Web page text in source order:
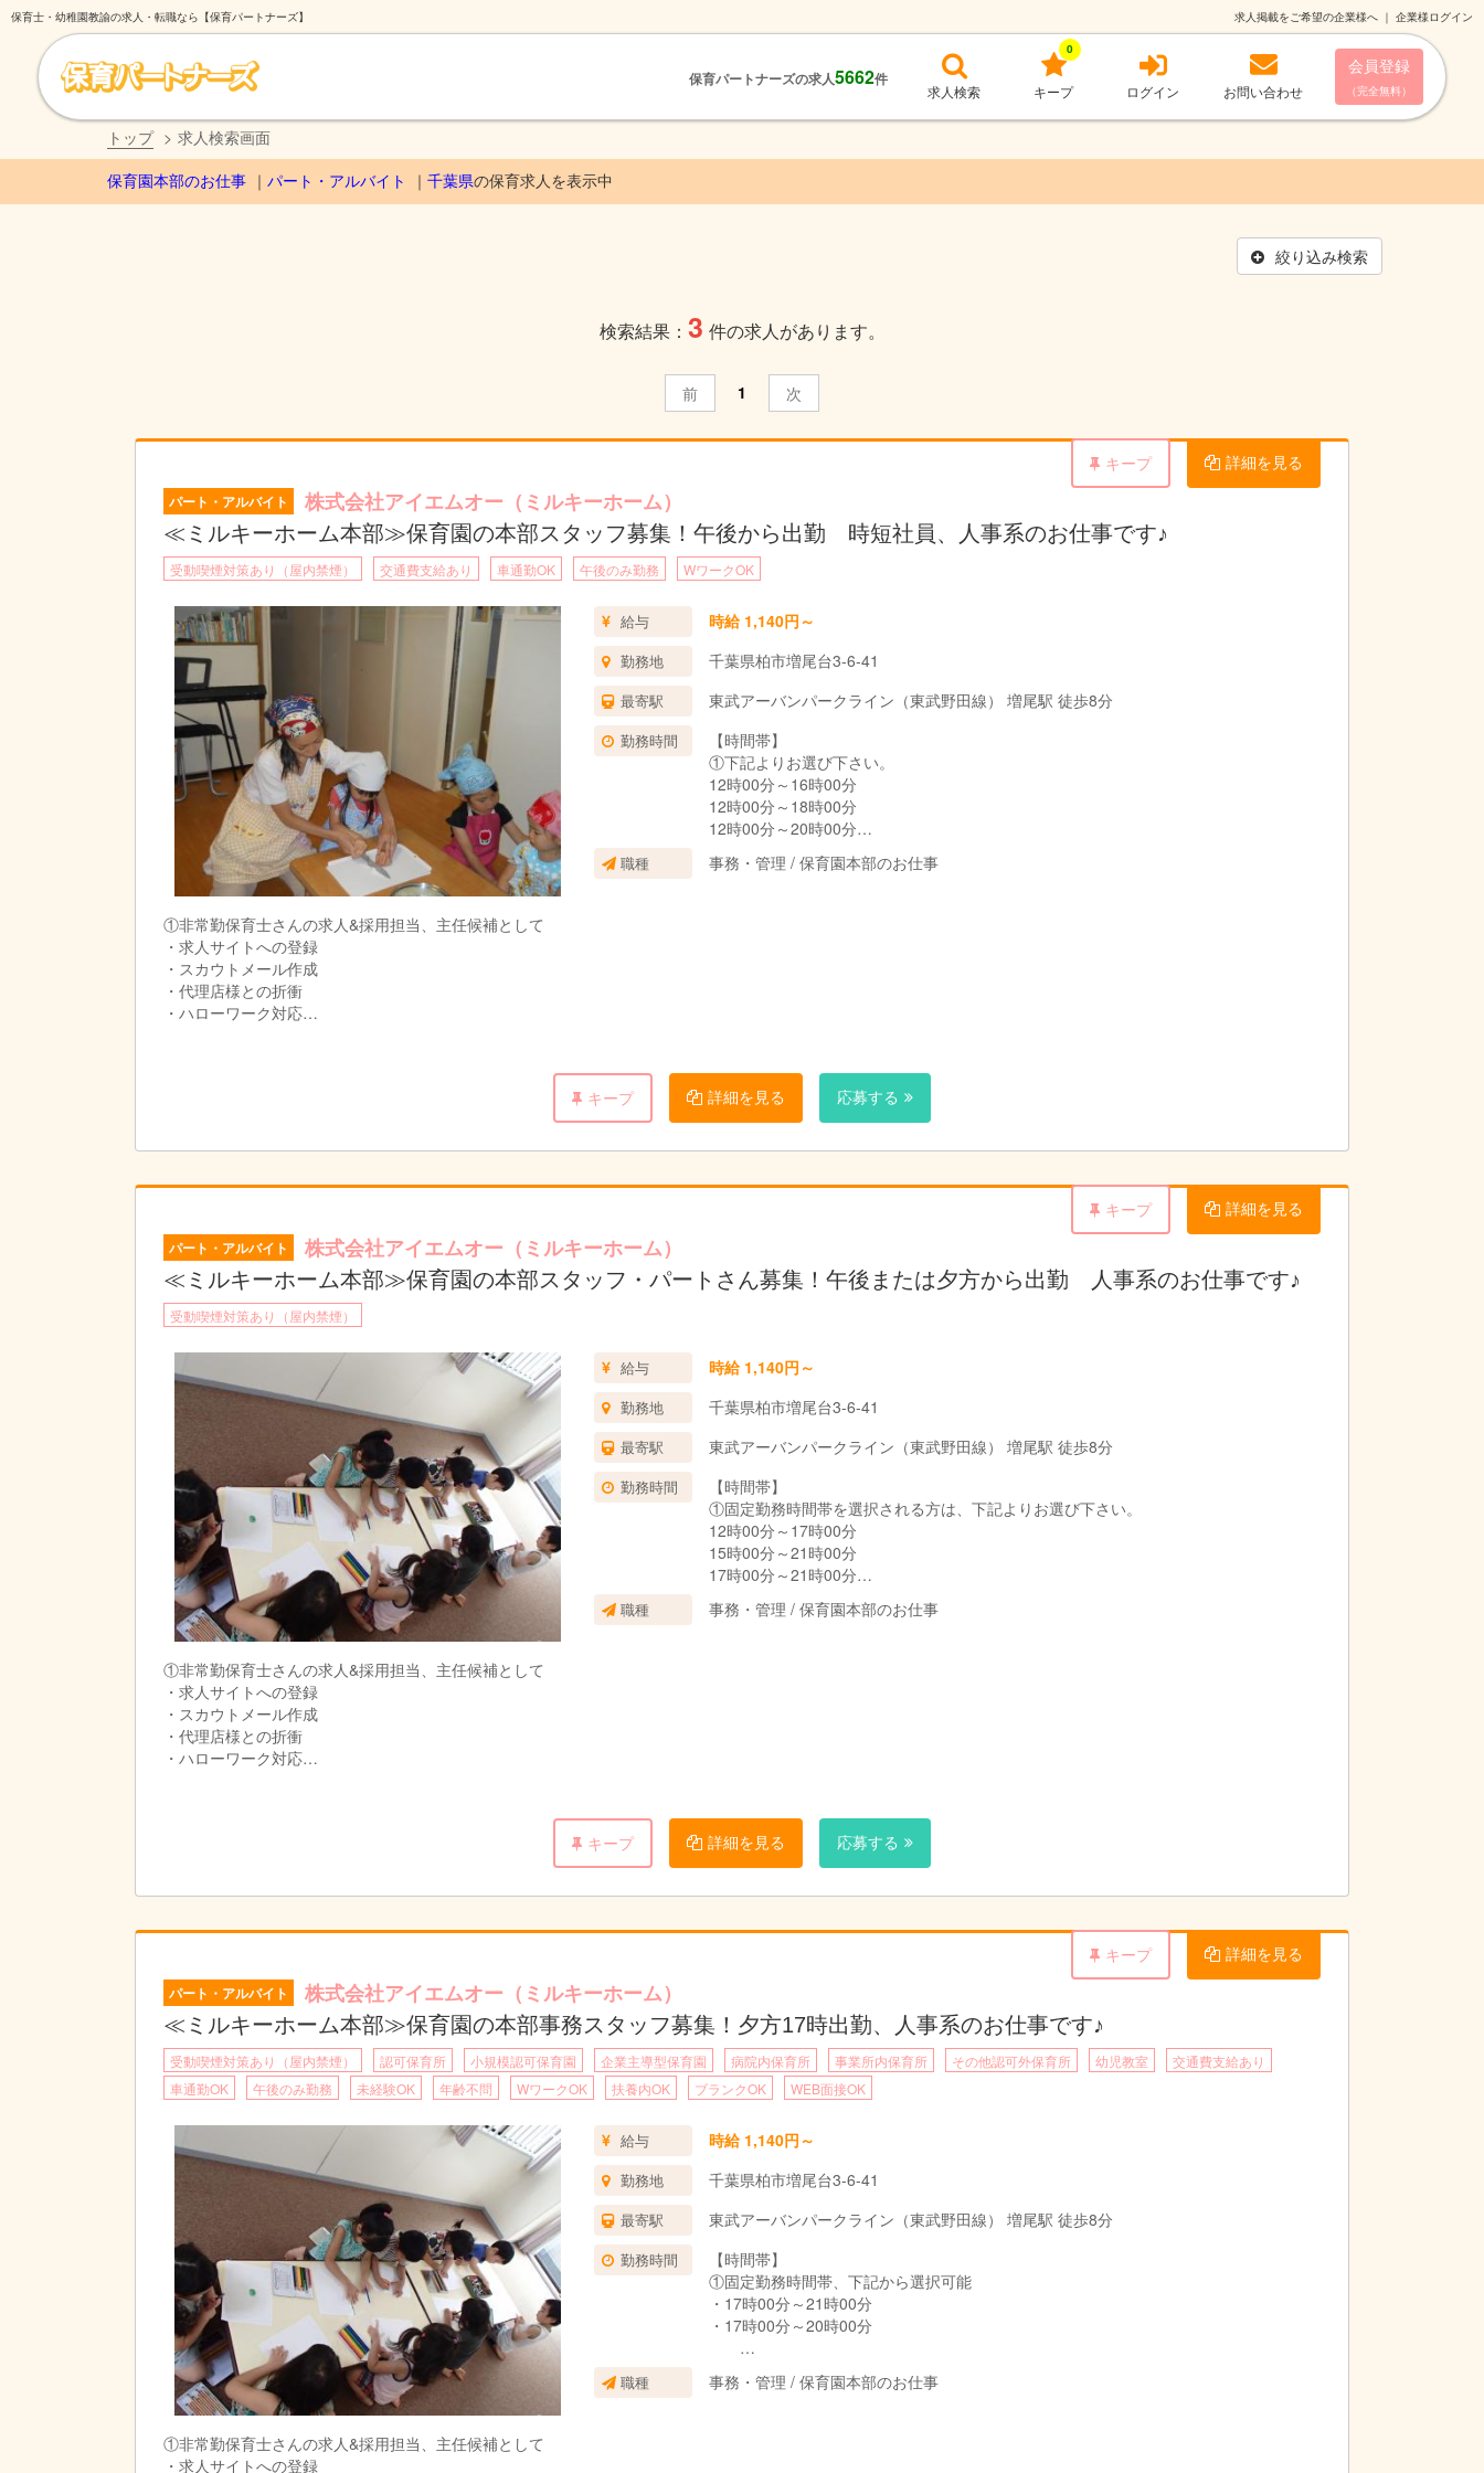
保育士・幼稚園教諭の求人・転職なら【保育パートナーズ】 求人掲載をご希望の企業様へ ｜ 企業様ログイン
保育パートナーズの求人5662件
求人検索 キープ
0
ログイン お問い合わせ
会員登録
（完全無料）
トップ 求人検索画面
保育園本部のお仕事 パート・アルバイト 千葉県の保育求人を表示中
絞り込み検索
検索結果： 3 件の求人があります。
前 1 次
キープ 詳細を見る
パート・アルバイト 株式会社アイエムオー（ミルキーホーム）
≪ミルキーホーム本部≫保育園の本部スタッフ募集！午後から出勤 時短社員、人事系のお仕事です♪
受動喫煙対策あり（屋内禁煙） 交通費支給あり 車通勤OK 午後のみ勤務 WワークOK
給与 時給 1,140円～
勤務地 千葉県柏市増尾台3-6-41
最寄駅 東武アーバンパークライン（東武野田線） 増尾駅 徒歩8分
勤務時間
【時間帯】
①下記よりお選び下さい。
12時00分～16時00分
12時00分～18時00分
12時00分～20時00分
16時00分～20時00分
16時00分～21時00分
職種 事務・管理 / 保育園本部のお仕事
①非常勤保育士さんの求人&採用担当、主任候補として
・求人サイトへの登録
・スカウトメール作成
・代理店様との折衝
・ハローワーク対応
・担当園を可能な範囲で３～８園持っていただき、シフト管理と調整を行います。
・可能な方は、担当園に出張して、希望回数（月２・５・８・１１・１４回より選択）保育のヘルプを行って頂きます。※別途手当有
②シフト調整&スタッフ管理担当、課長候補
・プレイングマネージャーとなります。
・スタッフ管理
・担当園を可能な範囲で５～１０園持っていただき、シフト管理と調整を行います。
・慣れてきましたら、園長先生や主任先生からの人事に関する相談窓口として、ご対応をお願いします。
・園に一番近い部署となります。
ExcelやAccessを多く使います。DX化を図る予定がありますので、ITに詳しい方のご応募大歓迎です。
③シフト調整担当
・担当園を可能な範囲で１～５園持っていただき、保育士さんのシフト管理と調整を行います。
・入力量が多いです。Excelを多く使います。
・慣れて来ましたら、保育士さん方からの電話やメールでのご相談対応もお願いします。
・可能な方は、担当園に出張して、希望回数（月５・８・１１・１４・１７回より選択）保育のヘルプを行って頂きます。※別途手当有
PCに慣れていらっしゃる方でしたら、初めての正社員さんとなられる方も、大歓迎！
ゆくゆくは主任、課長として活躍していただける方、大歓迎です。
キープ 詳細を見る 応募する
キープ 詳細を見る
パート・アルバイト 株式会社アイエムオー（ミルキーホーム）
≪ミルキーホーム本部≫保育園の本部スタッフ・パートさん募集！午後または夕方から出勤 人事系のお仕事です♪
受動喫煙対策あり（屋内禁煙）
給与 時給 1,140円～
勤務地 千葉県柏市増尾台3-6-41
最寄駅 東武アーバンパークライン（東武野田線） 増尾駅 徒歩8分
勤務時間
【時間帯】
①固定勤務時間帯を選択される方は、下記よりお選び下さい。
12時00分～17時00分
15時00分～21時00分
17時00分～21時00分
職種 事務・管理 / 保育園本部のお仕事
①非常勤保育士さんの求人&採用担当、主任候補として
・求人サイトへの登録
・スカウトメール作成
・代理店様との折衝
・ハローワーク対応
・担当園を可能な範囲で３～８園持っていただき、シフト管理と調整を行います。
・可能な方は、担当園に出張して、希望回数（月２・５・８・１１・１４回より選択）保育のヘルプを行って頂きます。※別途手当有
人事系から、エリアマネージャーなど、キャリアアップを図ったり、幅を広げることもできます。
②シフト調整&スタッフ管理担当、課長候補
・プレイングマネージャーとなります。
・スタッフ管理
・担当園を可能な範囲で５～１０園持っていただき、シフト管理と調整を行います。
・慣れてきましたら、園長先生や主任先生からの人事に関する相談窓口として、ご対応をお願いします。
・園に一番近い部署となります。
・可能な方は、担当園に出張して、希望回数（月０・２・５・８・１１回より選択）保育のヘルプを行って頂きます。※別途手当有
③シフト調整担当
・担当園を可能な範囲で１～５園持っていただき、保育士さんのシフト管理と調整を行います。
・入力量が多いです。Excelを多く使います。
・慣れて来ましたら、保育士さん方からの電話やメールでのご相談対応もお願いします。
・可能な方は、担当園に出張して、希望回数（月５・８・１１・１４・１７回より選択）保育のヘルプを行って頂きます。※別途手当有
PCに慣れていらっしゃる方でしたら、初めての正社員さんとなられる方も、大歓迎！
ゆくゆくは主任、課長として活躍していただける方、大歓迎です。
キープ 詳細を見る 応募する
キープ 詳細を見る
パート・アルバイト 株式会社アイエムオー（ミルキーホーム）
≪ミルキーホーム本部≫保育園の本部事務スタッフ募集！夕方17時出勤、人事系のお仕事です♪
受動喫煙対策あり（屋内禁煙） 認可保育所 小規模認可保育園 企業主導型保育園 病院内保育所 事業所内保育所 その他認可外保育所 幼児教室
交通費支給あり
車通勤OK
午後のみ勤務 未経験OK 年齢不問 WワークOK 扶養内OK ブランクOK WEB面接OK
給与 時給 1,140円～
勤務地 千葉県柏市増尾台3-6-41
最寄駅 東武アーバンパークライン（東武野田線） 増尾駅 徒歩8分
勤務時間
【時間帯】
①固定勤務時間帯、下記から選択可能
・17時00分～21時00分
・17時00分～20時00分
②曜日選択ができます。
土曜・日曜・祝日できる方歓迎！
職種 事務・管理 / 保育園本部のお仕事
①非常勤保育士さんの求人&採用担当、主任候補として
・求人サイトへの登録